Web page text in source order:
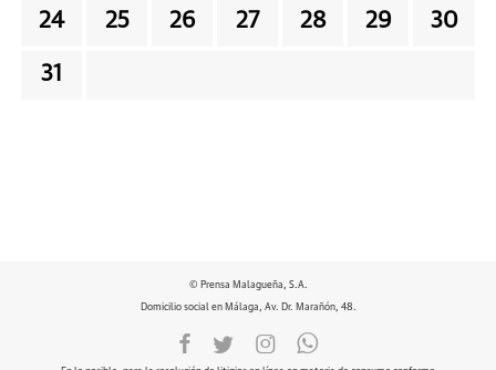
24 25 26 27 28 29 30
31
© Prensa Malagueña, S.A.
Domicilio social en Málaga, Av. Dr. Marañón, 48.